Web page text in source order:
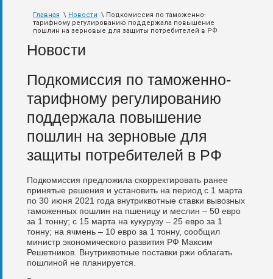
дороге.
Главная \ Новости \ Подкомиссия по таможенно-
тарифному регулированию поддержала повышение
пошлин на зерновые для защиты потребителей в РФ
Новости
Подкомиссия по таможенно-
тарифному регулированию
поддержала повышение
пошлин на зерновые для
защиты потребителей в РФ
Подкомиссия предложила скорректировать ранее
принятые решения и установить на период с 1 марта
по 30 июня 2021 года внутриквотные ставки вывозных
таможенных пошлин на пшеницу и меслин – 50 евро
за 1 тонну; с 15 марта на кукурузу – 25 евро за 1
тонну; на ячмень – 10 евро за 1 тонну, сообщил
министр экономического развития РФ Максим
Решетников. Внутриквотные поставки ржи облагать
пошлиной не планируется.